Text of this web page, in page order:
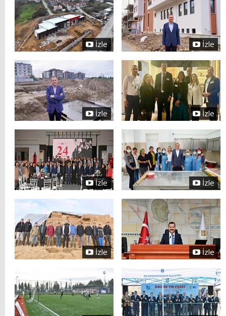
İzle İzle
İzle İzle
İzle İzle
İzle İzle